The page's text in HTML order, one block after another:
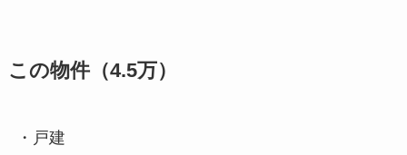
この物件（4.5万）
・戸建